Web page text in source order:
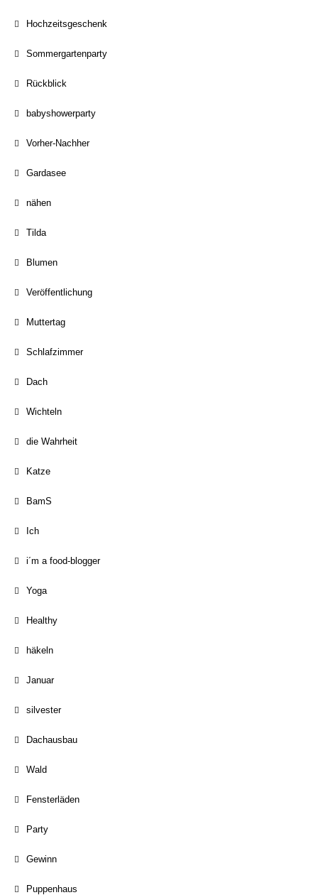
Hochzeitsgeschenk
Sommergartenparty
Rückblick
babyshowerparty
Vorher-Nachher
Gardasee
nähen
Tilda
Blumen
Veröffentlichung
Muttertag
Schlafzimmer
Dach
Wichteln
die Wahrheit
Katze
BamS
Ich
i´m a food-blogger
Yoga
Healthy
häkeln
Januar
silvester
Dachausbau
Wald
Fensterläden
Party
Gewinn
Puppenhaus